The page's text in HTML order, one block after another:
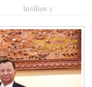
ចែករំលែក ៖